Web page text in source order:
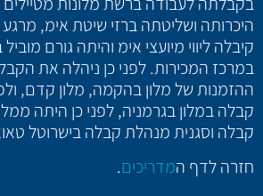
היכרותה ושליטתה ברזי שיטת אימ,
קיבלה ליווי מיועצי אימ והיתה גורם
במרכז המכירות. לפני כן ניהלה את
ההזמנות של מלון בהקמה, מלון קדם,
קבלה במלון בגרמניה, לפני כן היתה
קבלה וסגנית מנהלת קבלה בישרוטל
חזרה לדף המדריכים.